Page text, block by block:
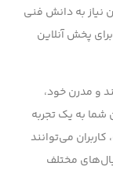
نیاز به دانش فنی
پخش آنلاین
و مدرن خود،
شما به یک تجربه
می‌توانند
مختلف